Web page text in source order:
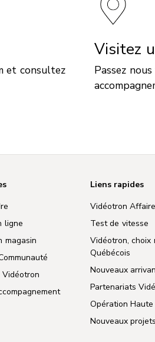
et consultez
Visitez
Passez
ligne
magasin
Liens rapides
Vidéotron
Test de vitesse
Vidéotron, choix
Québécois
Nouveaux
Partenariats
Opération
Nouveaux